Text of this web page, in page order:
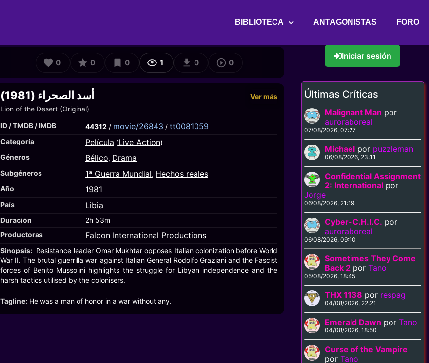
BIBLIOTECA ANTAGONISTAS FORO
0 0 0 1 0 0
أسد الصحراء (1981)
Ver más
Lion of the Desert (Original)
ID / TMDB / IMDB
44312 / movie/26843 / tt0081059
Categoría Película (Live Action)
Géneros
Bélico, Drama
Subgéneros 1ª Guerra Mundial, Hechos reales
Año 1981
País Libia
Duración
2h 53m
Productoras
Falcon International Productions
Sinopsis: Resistance leader Omar Mukhtar opposes Italian colonization before World
War II. The brutal guerrilla war against Italian General Rodolfo Graziani and the Fascist
forces of Benito Mussolini highlights the struggle for Libyan independence and the
harsh tactics utilised by the colonisers.
Tagline: He was a man of honor in a war without any.
Iniciar sesión
Últimas Críticas
Malignant Man por
auroraboreal
07/08/2026, 07:27
Michael por puzzleman
06/08/2026, 23:11
Confidential Assignment
2: International por
Jorge
06/08/2026, 21:19
Cyber-C.H.I.C. por
auroraboreal
06/08/2026, 09:10
Sometimes They Come
Back 2 porTano
05/08/2026, 18:45
THX 1138 por respag
04/08/2026, 22:21
Emerald Dawn porTano
04/08/2026, 18:50
Curse of the Vampire
porTano